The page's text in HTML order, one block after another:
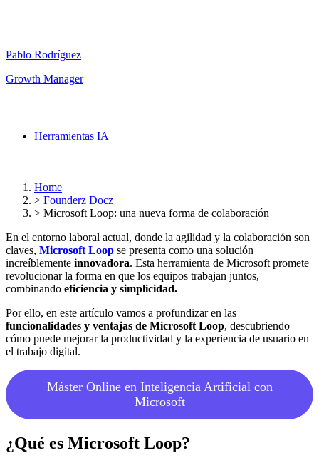
Pablo Rodríguez
Growth Manager
Herramientas IA
Home
> Founderz Docz
> Microsoft Loop: una nueva forma de colaboración
En el entorno laboral actual, donde la agilidad y la colaboración son
claves, Microsoft Loop se presenta como una solución
increíblemente innovadora. Esta herramienta de Microsoft promete
revolucionar la forma en que los equipos trabajan juntos,
combinando eficiencia y simplicidad.
Por ello, en este artículo vamos a profundizar en las
funcionalidades y ventajas de Microsoft Loop, descubriendo
cómo puede mejorar la productividad y la experiencia de usuario en
el trabajo digital.
Máster Online en Inteligencia Artificial con
Microsoft
¿Qué es Microsoft Loop?